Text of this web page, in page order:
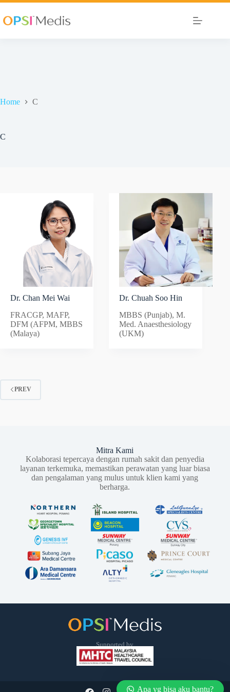
Home C
C
Dr. Chan Mei Wai
FRACGP, MAFP,
DFM (AFPM, MBBS
(Malaya)
Dr. Chuah Soo Hin
MBBS (Punjab), M.
Med. Anaesthesiology
(UKM)
PREV
Mitra Kami
Kolaborasi tepercaya dengan rumah sakit dan penyedia
layanan terkemuka, memastikan perawatan yang luar biasa
dan pengalaman yang mulus untuk klien kami yang
berharga.
Supported by
Apa yg bisa aku bantu?